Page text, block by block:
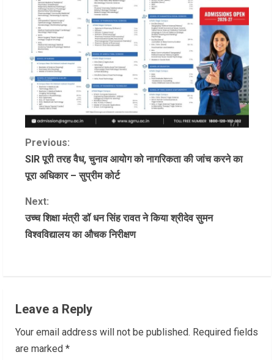
C
o
n
t
e
R
Previous:
SIR पूरी तरह वैध, चुनाव आयोग को नागरिकता की जांच करने का
पूरा अधिकार – सुप्रीम कोर्ट
Next:
उच्च शिक्षा मंत्री डॉ धन सिंह रावत ने किया श्रीदेव सुमन
विश्वविद्यालय का औचक निरीक्षण
Leave a Reply
Your email address will not be published. Required fields
are marked *